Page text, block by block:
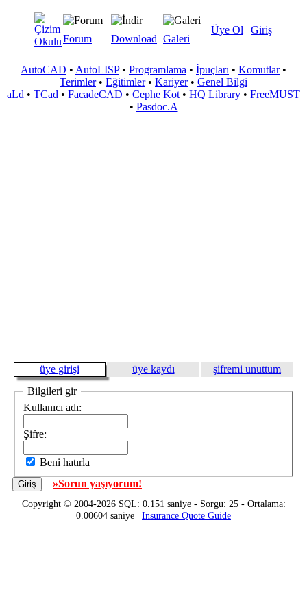
Üye Ol | Giriş
Forum Download Galeri
AutoCAD • AutoLISP• Programlama • İpuçları • Komutlar•
Terimler• Eğitimler• Kariyer• Genel Bilgi
aLd • TCad • FacadeCAD • Cephe Kot • HQ Library • FreeMUST
• Pasdoc.A
üye girişi üye kaydı
şifremi unuttum
Bilgileri gir
Kullanıcı adı:
Şifre:
Beni hatırla
»Sorun yaşıyorum!
Copyright © 2004-2026 SQL: 0.151 saniye - Sorgu: 25 - Ortalama:
0.00604 saniye | Insurance Quote Guide